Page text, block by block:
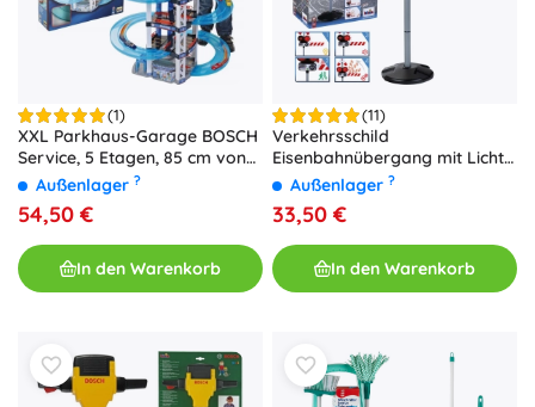
(1)
XXL Parkhaus-Garage BOSCH
Service, 5 Etagen, 85 cm von
Klein + 2 Autos
Außenlager ?
54,50 €
In den Warenkorb
(11)
Verkehrsschild
Eisenbahnübergang mit Licht
und Sound 78 cm KLEIN
Außenlager ?
33,50 €
In den Warenkorb